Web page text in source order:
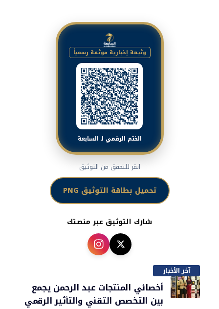
وثيقة إخبارية موثقة رسمياً
الختم الرقمي لـ السابعة
انقر للتحقق من التوثيق
تحميل بطاقة التوثيق PNG
شارك التوثيق عبر منصتك
آخر الأخبار
أخصائي المنتجات عبد الرحمن يجمع
بين التخصص التقني والتأثير الرقمي